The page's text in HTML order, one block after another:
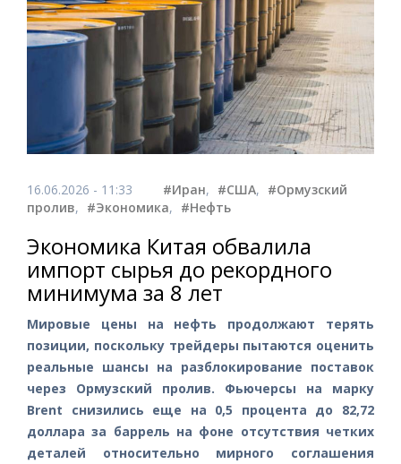
16.06.2026 - 11:33 #Иран, #США, #Ормузский
пролив, #Экономика, #Нефть
Экономика Китая обвалила
импорт сырья до рекордного
минимума за 8 лет
Мировые цены на нефть продолжают терять
позиции, поскольку трейдеры пытаются оценить
реальные шансы на разблокирование поставок
через Ормузский пролив. Фьючерсы на марку
Brent снизились еще на 0,5 процента до 82,72
доллара за баррель на фоне отсутствия четких
деталей относительно мирного соглашения